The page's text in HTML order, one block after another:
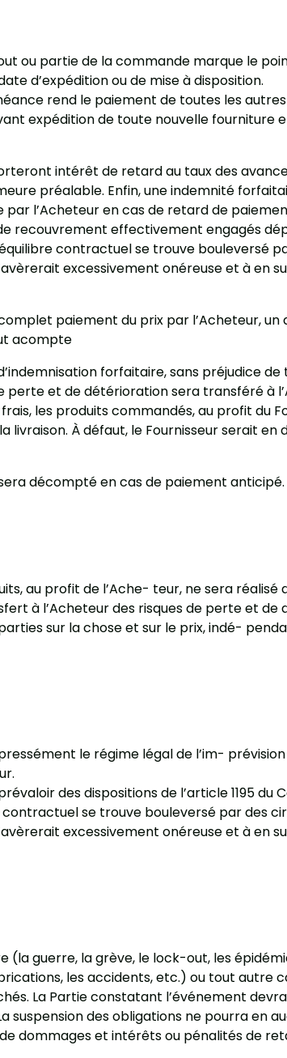
ou partie de la commande marque le
d’expédition ou de mise à disposition.
rend le paiement de toutes les
expédition de toute nouvelle fourniture
intérêt de retard au taux des
préalable. Enfin, une indemnité
l’Acheteur en cas de retard de
recouvrement effectivement engagés
contractuel se trouve bouleversé
excessivement onéreuse et à en
paiement du prix par l’Acheteur,
acompte
forfaitaire, sans préjudice
perte et de détérioration sera transféré à
les produits commandés, au profit du
À défaut, le Fournisseur serait
décompté en cas de paiement anticipé.
au profit de l’Ache- teur, ne sera
à l’Acheteur des risques de perte et
sur la chose et sur le prix, indé-
le régime légal de l’im-
des dispositions de l’article 1195 du
contractuel se trouve bouleversé par des
excessivement onéreuse et à en
guerre, la grève, le lock-out, les
les accidents, etc.) ou tout autre
La Partie constatant l’événement
suspension des obligations ne pourra en
dommages et intérêts ou pénalités de